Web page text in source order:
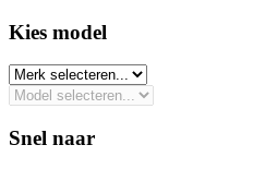
Kies model​
Snel naar